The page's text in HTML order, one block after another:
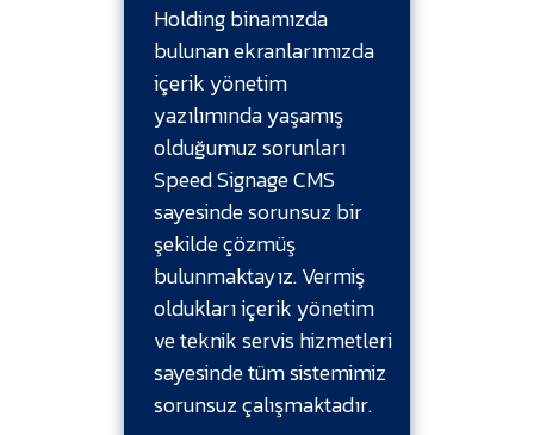
Holding binamızda
bulunan ekranlarımızda
içerik yönetim
yazılımında yaşamış
olduğumuz sorunları
Speed Signage CMS
sayesinde sorunsuz bir
şekilde çözmüş
bulunmaktayız. Vermiş
oldukları içerik yönetim
ve teknik servis hizmetleri
sayesinde tüm sistemimiz
sorunsuz çalışmaktadır.